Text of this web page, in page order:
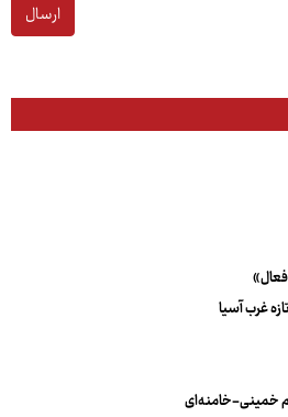
ارسال
غرب آسیا
خمینی-خامنه‌ای